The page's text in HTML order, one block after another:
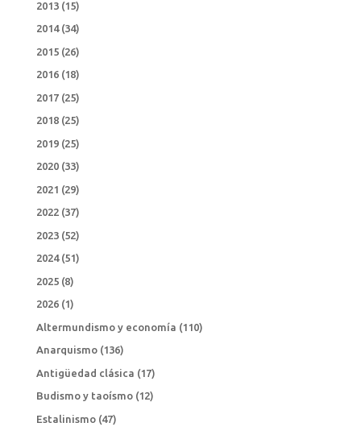
2013(15)
2014(34)
2015(26)
2016(18)
2017(25)
2018(25)
2019(25)
2020(33)
2021 (29)
2022(37)
2023(52)
2024(51)
2025(8)
2026(1)
Altermundismo y economía (110)
Anarquismo(136)
Antigüedad clásica (17)
Budismo y taoísmo(12)
Estalinismo(47)